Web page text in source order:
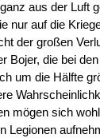
aus der Luft
nur auf die
der großen
Bojer, die bei
um die Hälfte
mögen sich
Legionen